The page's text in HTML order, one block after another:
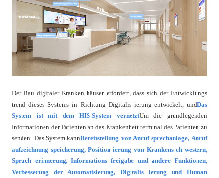
Der Bau digitaler Kranken häuser erfordert, dass sich der Entwicklungs
trend dieses Systems in Richtung Digitalis ierung entwickelt, undDas
System ist mit dem HIS-System vernetztUm die grundlegenden
Informationen der Patienten an das Krankenbett terminal des Patienten zu
senden. Das System kannBereitstellung von Anruf sprechanlage, Anruf
aufzeichnung speicherung, Position ierung von Krankens ch western,
Sprach erinnerung, Informations freigabe und andere Funktionen,
Verbesserung der Automatisierung, Digitalis ierung und Human